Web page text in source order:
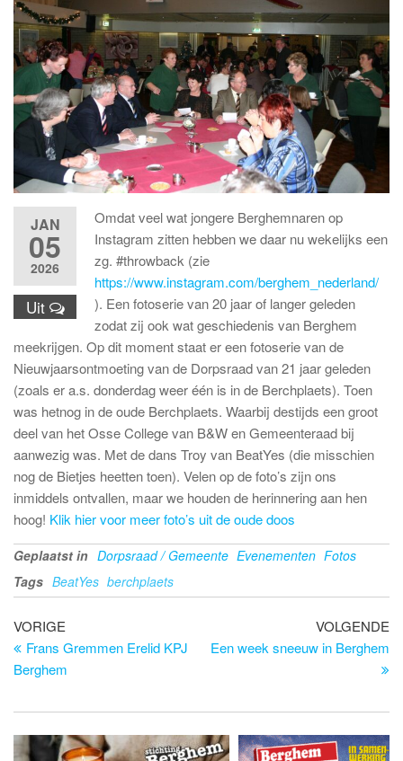
JAN
05
2026
Uit
Omdat veel wat jongere Berghemnaren op
Instagram zitten hebben we daar nu wekelijks een
zg. #throwback (zie
https://www.instagram.com/berghem_nederland/
). Een fotoserie van 20 jaar of langer geleden
zodat zij ook wat geschiedenis van Berghem
meekrijgen. Op dit moment staat er een fotoserie van de
Nieuwjaarsontmoeting van de Dorpsraad van 21 jaar geleden
(zoals er a.s. donderdag weer één is in de Berchplaets). Toen
was hetnog in de oude Berchplaets. Waarbij destijds een groot
deel van het Osse College van B&W en Gemeenteraad bij
aanwezig was. Met de dans Troy van BeatYes (die misschien
nog de Bietjes heetten toen). Velen op de foto’s zijn ons
inmiddels ontvallen, maar we houden de herinnering aan hen
hoog! Klik hier voor meer foto’s uit de oude doos
Geplaatst in Dorpsraad / Gemeente Evenementen Fotos
Tags BeatYes berchplaets
Bericht
navigatie
Vorig
bericht
VORIGE
Frans Gremmen Erelid KPJ
Berghem
VOLGENDE
Een week sneeuw in Berghem